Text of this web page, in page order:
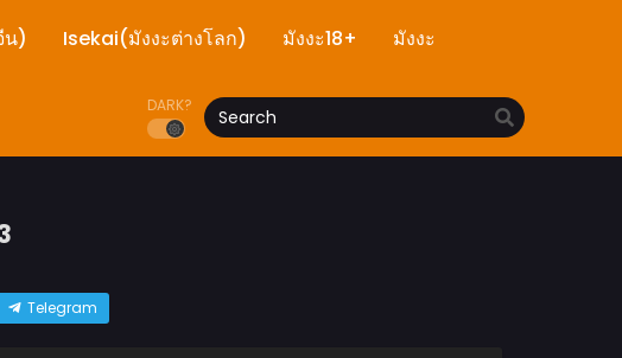
น) Isekai(มังงะต่างโลก) มังงะ18+ มังงะ
DARK?
Telegram